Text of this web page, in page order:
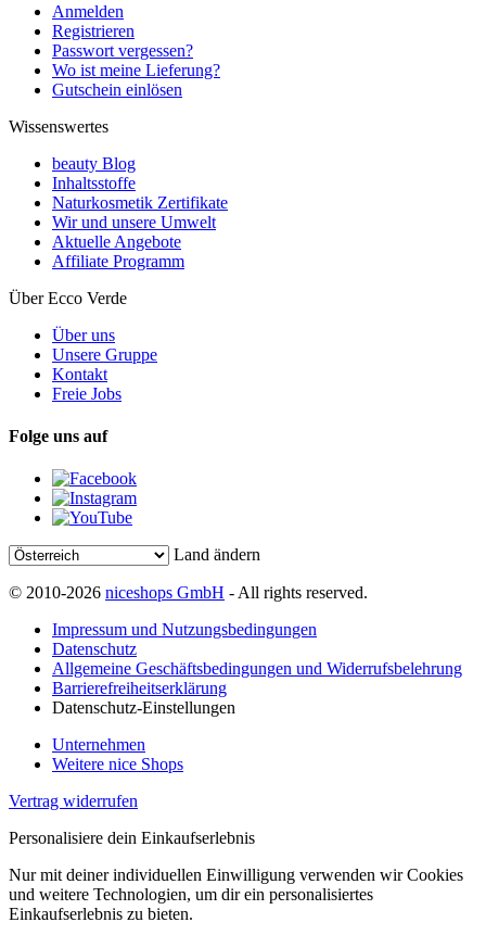
Anmelden
Registrieren
Passwort vergessen?
Wo ist meine Lieferung?
Gutschein einlösen
Wissenswertes
beauty Blog
Inhaltsstoffe
Naturkosmetik Zertifikate
Wir und unsere Umwelt
Aktuelle Angebote
Affiliate Programm
Über Ecco Verde
Über uns
Unsere Gruppe
Kontakt
Freie Jobs
Folge uns auf
Land ändern
© 2010-2026 niceshops GmbH - All rights reserved.
Impressum und Nutzungsbedingungen
Datenschutz
Allgemeine Geschäftsbedingungen und Widerrufsbelehrung
Barrierefreiheitserklärung
Datenschutz-Einstellungen
Unternehmen
Weitere nice Shops
Vertrag widerrufen
Personalisiere dein Einkaufserlebnis
Nur mit deiner individuellen Einwilligung verwenden wir Cookies
und weitere Technologien, um dir ein personalisiertes
Einkaufserlebnis zu bieten.